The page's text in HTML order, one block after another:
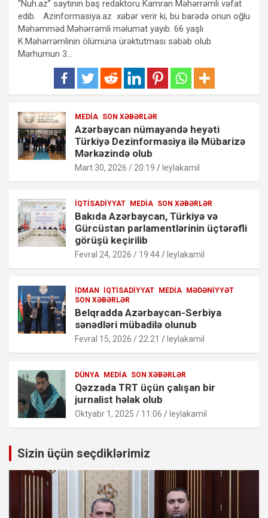
“Nuh.az” saytının baş redaktoru Kamran Məhərrəmli vəfat
edib. Azinformasiya.az xəbər verir ki, bu barədə onun oğlu
Məhəmməd Məhərrəmli məlumat yayıb. 66 yaşlı
K.Məhərrəmlinin ölümünə ürəktutması səbəb olub.
Mərhumun 3…
MEDIA SON XƏBƏRLƏR
Azərbaycan nümayəndə heyəti
Türkiyə Dezinformasiya ilə Mübarizə
Mərkəzində olub
Mart 30, 2026 / 20:19 leylakamil
İQTISADIYYAT MEDIA SON XƏBƏRLƏR
Bakıda Azərbaycan, Türkiyə və
Gürcüstan parlamentlərinin üçtərəfli
görüşü keçirilib
Fevral 24, 2026 / 19:44 leylakamil
İDMAN İQTISADIYYAT MEDIA MƏDƏNIYYƏT
SON XƏBƏRLƏR
Belqradda Azərbaycan-Serbiya
sənədləri mübadilə olunub
Fevral 15, 2026 / 22:21 leylakamil
DÜNYA MEDIA SON XƏBƏRLƏR
Qəzzada TRT üçün çalışan bir
jurnalist həlak olub
Oktyabr 1, 2025 / 11:06 leylakamil
Sizin üçün seçdiklərimiz